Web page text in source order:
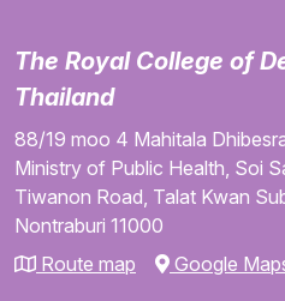
The Royal College of
Thailand
88/19 moo 4 Mahitala
Ministry of Public Health, Soi
Tiwanon Road, Talat Kwan
Nontraburi 11000
Route map
Google